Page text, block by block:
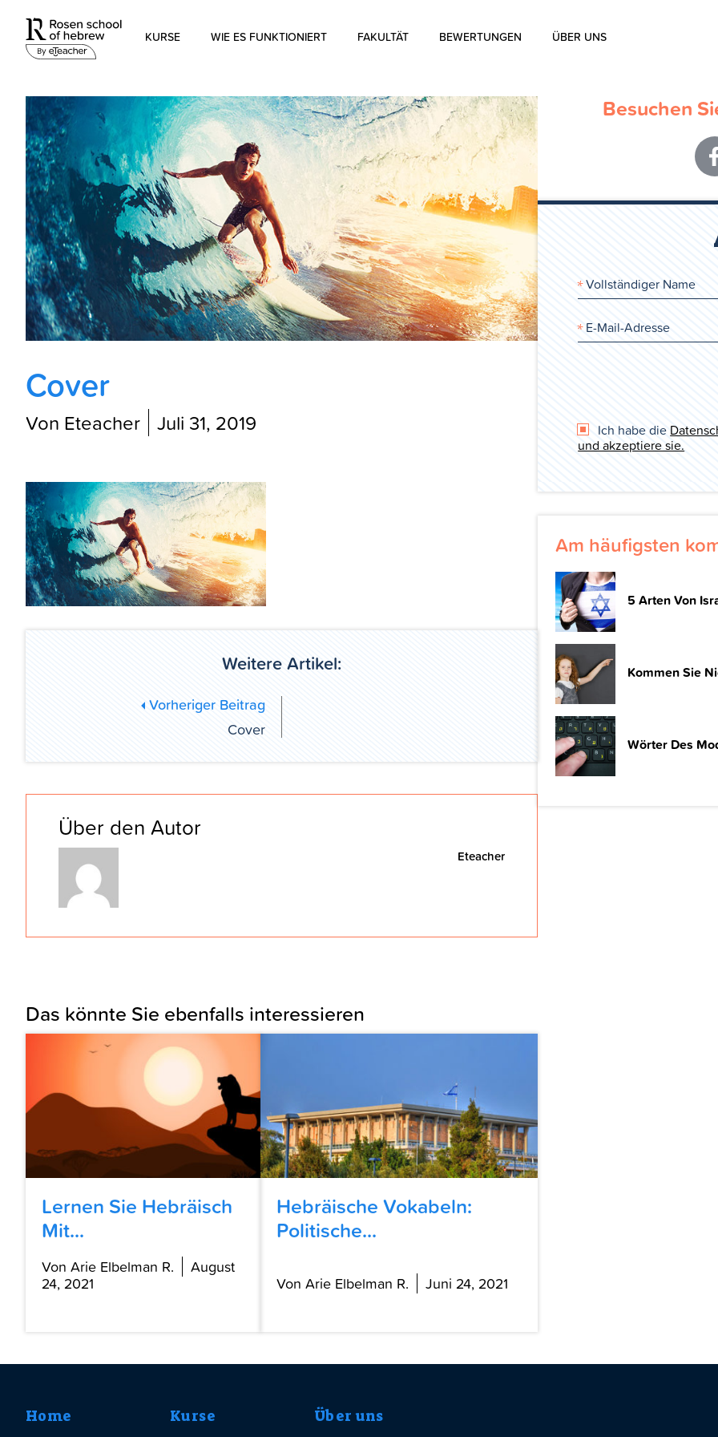
KURSE
Biblisches Hebräisch
WIE ES FUNKTIONIERT FAKULTÄT BEWERTUNGEN ÜBER UNS
Cover
Von Eteacher Juli 31, 2019
Weitere Artikel:
Vorheriger Beitrag
Cover
Über den Autor
Eteacher
Das könnte Sie ebenfalls interessieren
Lernen Sie Hebräisch
Mit...
Von Arie Elbelman R.
August
24, 2021
Hebräische Vokabeln:
Politische...
Von Arie Elbelman R. Juni 24, 2021
Besuchen
Ich habe die
und akzeptiere sie.
Am häufigsten
5 Arten Von
Kommen Sie
Wörter Des
Home Kurse Über uns